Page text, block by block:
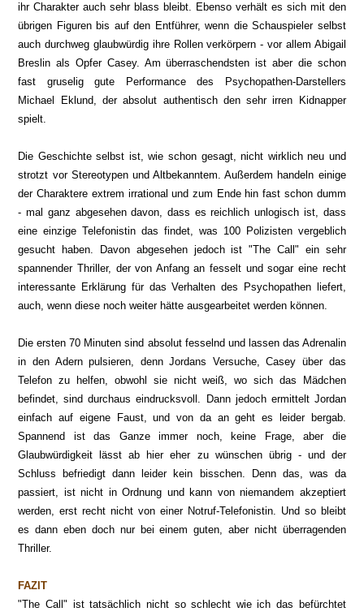
ihr Charakter auch sehr blass bleibt. Ebenso verhält es sich mit den
übrigen Figuren bis auf den Entführer, wenn die Schauspieler selbst
auch durchweg glaubwürdig ihre Rollen verkörpern - vor allem Abigail
Breslin als Opfer Casey. Am überraschendsten ist aber die schon
fast gruselig gute Performance des Psychopathen-Darstellers
Michael Eklund, der absolut authentisch den sehr irren Kidnapper
spielt.
Die Geschichte selbst ist, wie schon gesagt, nicht wirklich neu und
strotzt vor Stereotypen und Altbekanntem. Außerdem handeln einige
der Charaktere extrem irrational und zum Ende hin fast schon dumm
- mal ganz abgesehen davon, dass es reichlich unlogisch ist, dass
eine einzige Telefonistin das findet, was 100 Polizisten vergeblich
gesucht haben. Davon abgesehen jedoch ist "The Call" ein sehr
spannender Thriller, der von Anfang an fesselt und sogar eine recht
interessante Erklärung für das Verhalten des Psychopathen liefert,
auch, wenn diese noch weiter hätte ausgearbeitet werden können.
Die ersten 70 Minuten sind absolut fesselnd und lassen das Adrenalin
in den Adern pulsieren, denn Jordans Versuche, Casey über das
Telefon zu helfen, obwohl sie nicht weiß, wo sich das Mädchen
befindet, sind durchaus eindrucksvoll. Dann jedoch ermittelt Jordan
einfach auf eigene Faust, und von da an geht es leider bergab.
Spannend ist das Ganze immer noch, keine Frage, aber die
Glaubwürdigkeit lässt ab hier eher zu wünschen übrig - und der
Schluss befriedigt dann leider kein bisschen. Denn das, was da
passiert, ist nicht in Ordnung und kann von niemandem akzeptiert
werden, erst recht nicht von einer Notruf-Telefonistin. Und so bleibt
es dann eben doch nur bei einem guten, aber nicht überragenden
Thriller.
FAZIT
"The Call" ist tatsächlich nicht so schlecht wie ich das befürchtet